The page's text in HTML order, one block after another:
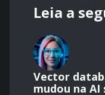
Leia a
Vector
mudou na AI